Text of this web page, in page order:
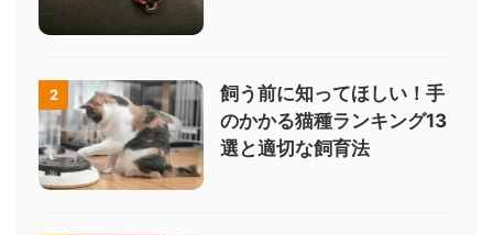
2
飼う前に知ってほしい！手
のかかる猫種ランキング13
選と適切な飼育法